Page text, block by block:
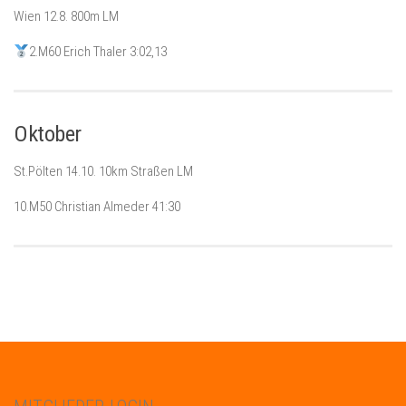
Wien 12.8. 800m LM
2.M60 Erich Thaler 3:02,13
Oktober
St.Pölten 14.10. 10km Straßen LM
10.M50 Christian Almeder 41:30